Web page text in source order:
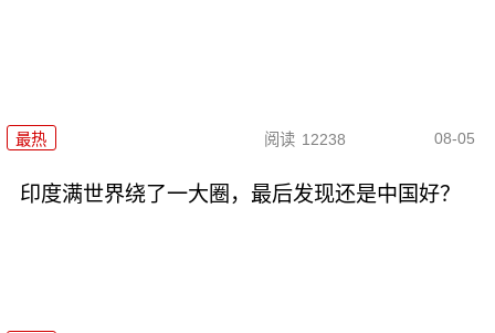
最热 阅读 12238 08-05
印度满世界绕了一大圈，最后发现还是中国好？